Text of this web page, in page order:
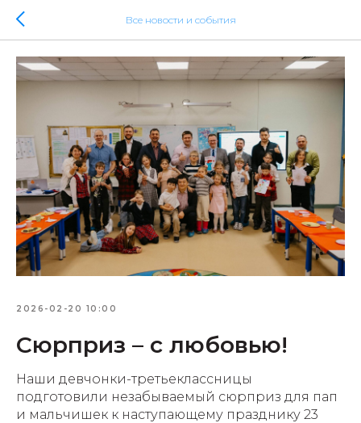
Все новости и события
2026-02-20 10:00
Сюрприз – с любовью!
Наши девчонки-третьеклассницы
подготовили незабываемый сюрприз для пап
и мальчишек к наступающему празднику 23